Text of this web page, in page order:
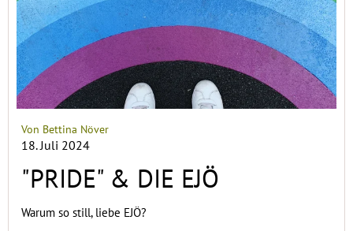
Von Bettina Növer
18. Juli 2024
"PRIDE" & DIE EJÖ
Warum so still, liebe EJÖ?